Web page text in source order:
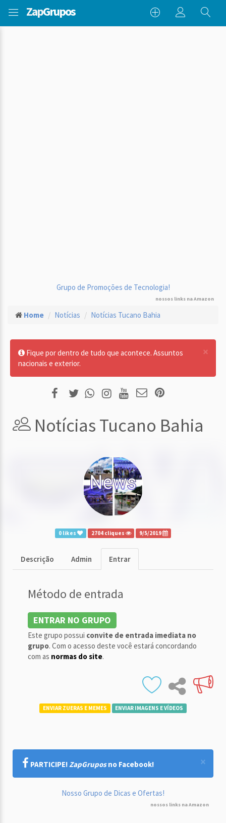
ZapGrupos
Grupo de Promoções de Tecnologia!
nossos links na Amazon
Home Notícias Notícias Tucano Bahia
×
Fique por dentro de tudo que acontece. Assuntos
nacionais e exterior.
Notícias Tucano Bahia
0 likes 2704 cliques 9/5/2019
Descrição Admin Entrar
Método de entrada
ENTRAR NO GRUPO
Este grupo possui convite de entrada imediata no
grupo. Com o acesso deste você estará concordando
com as normas do site.
ENVIAR ZUERAS E MEMES ENVIAR IMAGENS E VÍDEOS
×
PARTICIPE!ZapGruposno Facebook!
Nosso Grupo de Dicas e Ofertas!
nossos links na Amazon